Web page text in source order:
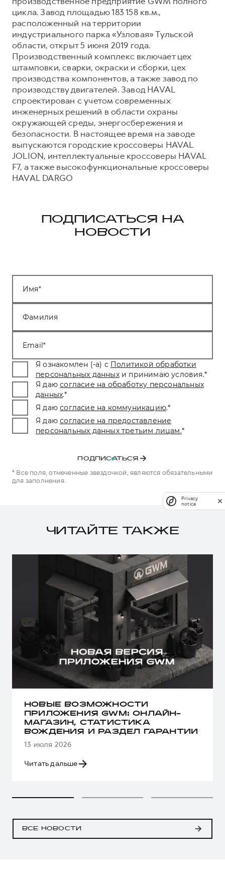
цикла. Завод площадью 183 158 кв.м.,
расположенный на территории
индустриального парка «Узловая» Тульской
области, открыт 5 июня 2019 года.
Производственный комплекс включает цех
штамповки, сварки, окраски и сборки, цех
производства компонентов, а также завод по
производству двигателей. Завод HAVAL
спроектирован с учетом современных
инженерных решений в области охраны
окружающей среды, энергосбережения и
безопасности. В настоящее время на заводе
выпускаются городские кроссоверы HAVAL
JOLION, интеллектуальные кроссоверы HAVAL
F7, а также высокофункциональные кроссоверы
HAVAL DARGO
ПОДПИСАТЬСЯ НА
НОВОСТИ
Имя
Фамилия
Email
Я ознакомлен (-а) с Политикой обработки
персональных данных и принимаю условия.*
Я даю согласие на обработку персональных
данных.*
Я даю согласие на коммуникацию.*
Я даю согласие на предоставление
персональных данных третьим лицам.*
ПОДПИСАТЬСЯ
* Все поля, отмеченные звездочкой, являются обязательными
для заполнения.
ЧИТАЙТЕ ТАКЖЕ
НОВЫЕ ВОЗМОЖНОСТИ
ПРИЛОЖЕНИЯ GWM: ОНЛАЙН-
МАГАЗИН, СТАТИСТИКА
ВОЖДЕНИЯ И РАЗДЕЛ ГАРАНТИИ
13 июля 2026
Читать дальше
ВСЕ НОВОСТИ
Privacy
notice